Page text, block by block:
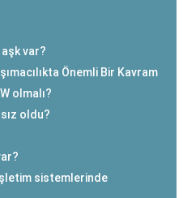
var?
Önemli Bir Kavram
olmalı?
oldu?
sistemlerinde